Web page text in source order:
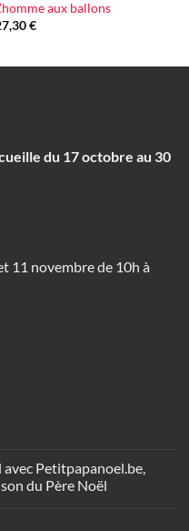
aux ballons
€
du 17 octobre au 30
11 novembre de 10h à
avec Petitpapanoel.be,
du Père Noël